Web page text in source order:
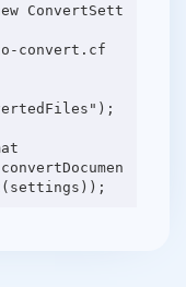
ConvertSett
convert.cf